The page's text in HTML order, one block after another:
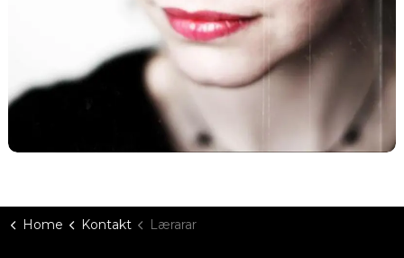
Home Kontakt Lærarar